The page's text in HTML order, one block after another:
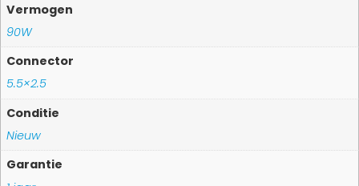
Vermogen
90W
Connector
5.5×2.5
Conditie
Nieuw
Garantie